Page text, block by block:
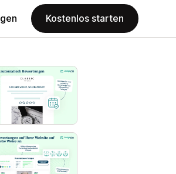
Kostenlos starten